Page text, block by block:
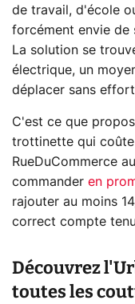
de travail, d'école
forcément envie de
La solution se
électrique, un
déplacer sans
C'est ce que
trottinette qui coûte
RueDuCommerce
commander en
rajouter au moins
correct compte
Découvrez
toutes les